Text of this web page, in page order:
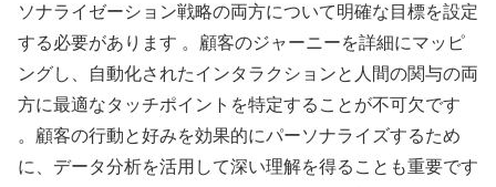
ソナライゼーション戦略の両方について明確な目標を設定
する必要があります 。顧客のジャーニーを詳細にマッピ
ングし、自動化されたインタラクションと人間の関与の両
方に最適なタッチポイントを特定することが不可欠です
。顧客の行動と好みを効果的にパーソナライズするため
に、データ分析を活用して深い理解を得ることも重要です